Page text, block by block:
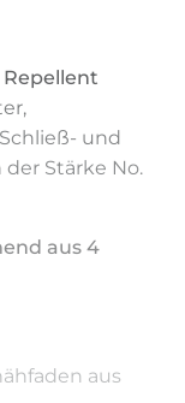
und
Stärke No.
aus 4
aus